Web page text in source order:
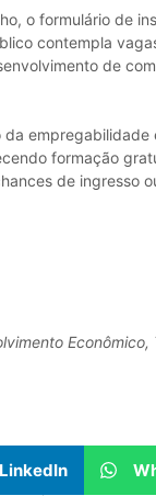
o formulário de
contempla
de
formação
de ingresso
Econômico,
LinkedIn